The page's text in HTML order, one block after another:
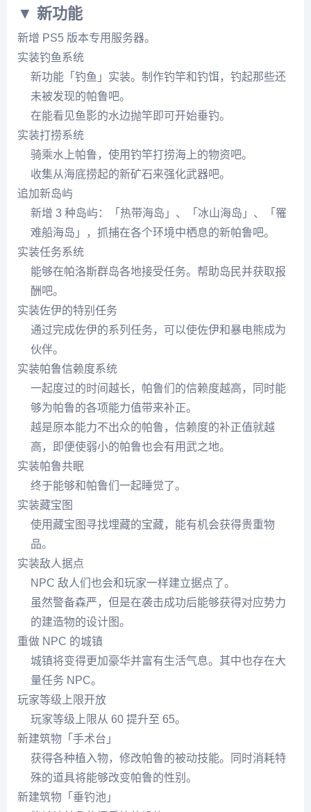
▼ 新功能
新增 PS5 版本专用服务器。
实装钓鱼系统
新功能「钓鱼」实装。制作钓竿和钓饵，钓起那些还
未被发现的帕鲁吧。
在能看见鱼影的水边抛竿即可开始垂钓。
实装打捞系统
骑乘水上帕鲁，使用钓竿打捞海上的物资吧。
收集从海底捞起的新矿石来强化武器吧。
追加新岛屿
新增 3 种岛屿：「热带海岛」、「冰山海岛」、「罹
难船海岛」，抓捕在各个环境中栖息的新帕鲁吧。
实装任务系统
能够在帕洛斯群岛各地接受任务。帮助岛民并获取报
酬吧。
实装佐伊的特别任务
通过完成佐伊的系列任务，可以使佐伊和暴电熊成为
伙伴。
实装帕鲁信赖度系统
一起度过的时间越长，帕鲁们的信赖度越高，同时能
够为帕鲁的各项能力值带来补正。
越是原本能力不出众的帕鲁，信赖度的补正值就越
高，即便使弱小的帕鲁也会有用武之地。
实装帕鲁共眠
终于能够和帕鲁们一起睡觉了。
实装藏宝图
使用藏宝图寻找埋藏的宝藏，能有机会获得贵重物
品。
实装敌人据点
NPC 敌人们也会和玩家一样建立据点了。
虽然警备森严，但是在袭击成功后能够获得对应势力
的建造物的设计图。
重做 NPC 的城镇
城镇将变得更加豪华并富有生活气息。其中也存在大
量任务 NPC。
玩家等级上限开放
玩家等级上限从 60 提升至 65。
新建筑物「手术台」
获得各种植入物，修改帕鲁的被动技能。同时消耗特
殊的道具将能够改变帕鲁的性别。
新建筑物「垂钓池」